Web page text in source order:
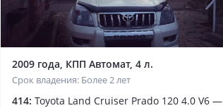
2009 года, КПП Автомат, 4 л.
Срок владения: Более 2 лет
414: Toyota Land Cruiser Prado 120 4.0 V6 —